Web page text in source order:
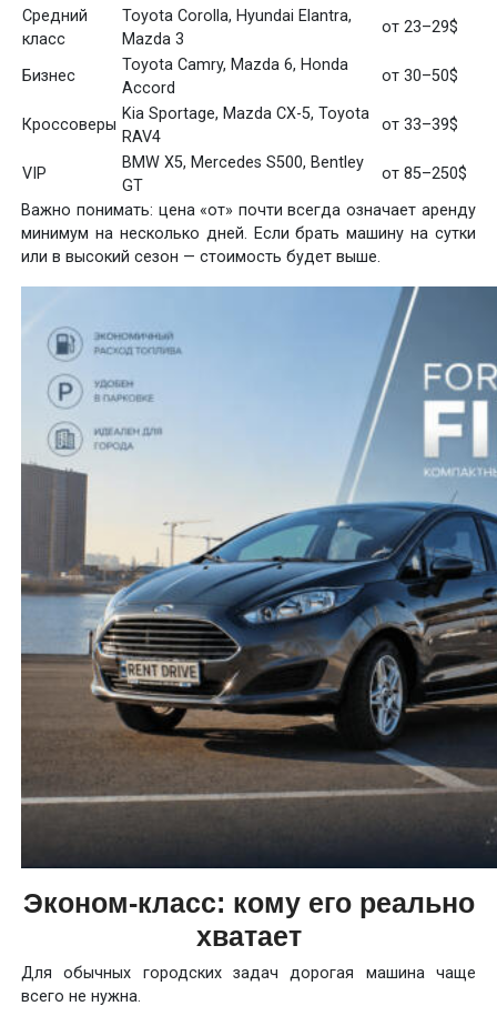
Средний
класс
Toyota Corolla, Hyundai Elantra,
Mazda 3
от 23–29$
Бизнес
Toyota Camry, Mazda 6, Honda
Accord
от 30–50$
Кроссоверы
Kia Sportage, Mazda CX-5, Toyota
RAV4
от 33–39$
VIP
BMW X5, Mercedes S500, Bentley
GT
от 85–250$
Важно понимать: цена «от» почти всегда означает аренду
минимум на несколько дней. Если брать машину на сутки
или в высокий сезон — стоимость будет выше.
Эконом-класс: кому его реально
хватает
Для обычных городских задач дорогая машина чаще
всего не нужна.